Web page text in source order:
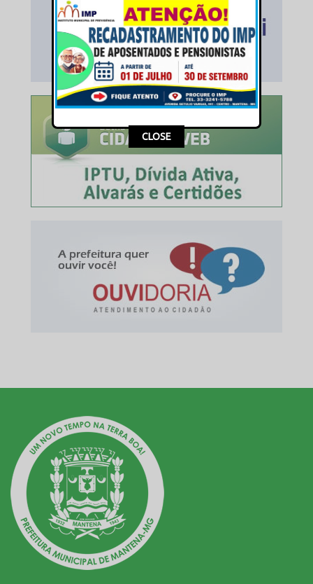
This popup will close in:14
CLOSE